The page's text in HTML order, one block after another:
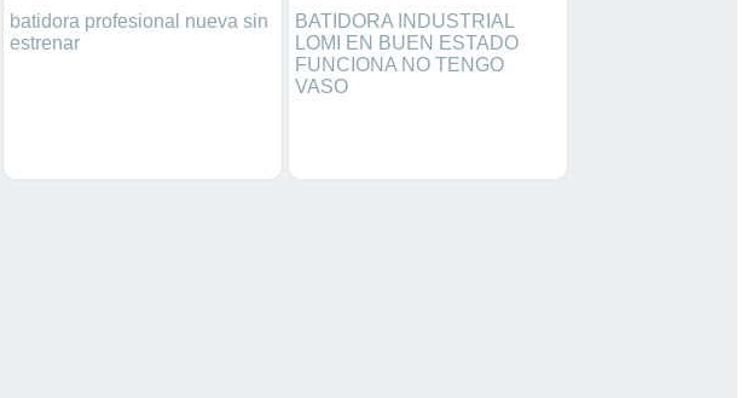
batidora profesional nueva sin
estrenar
BATIDORA INDUSTRIAL
LOMI EN BUEN ESTADO
FUNCIONA NO TENGO
VASO